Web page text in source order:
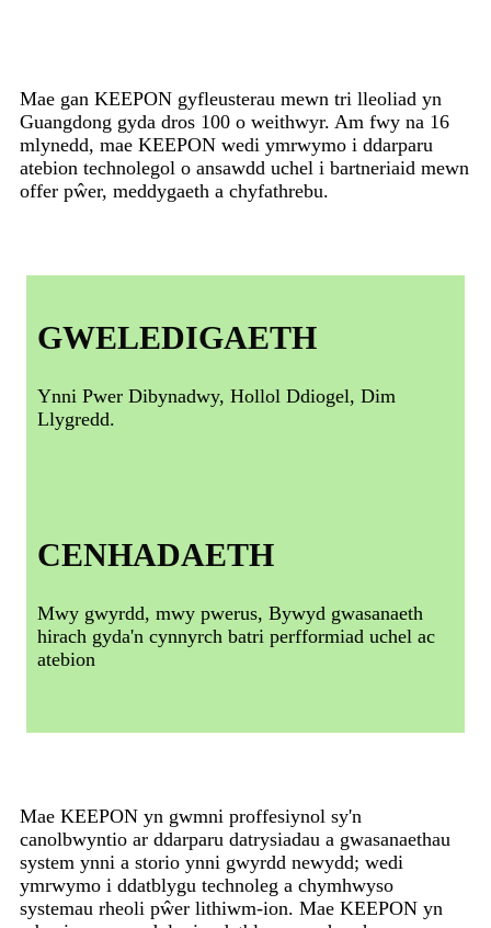
Mae gan KEEPON ​​gyfleusterau mewn tri lleoliad yn
Guangdong gyda dros 100 o weithwyr. Am fwy na 16
mlynedd, mae KEEPON ​​wedi ymrwymo i ddarparu
atebion technolegol o ansawdd uchel i bartneriaid mewn
offer pŵer, meddygaeth a chyfathrebu.
GWELEDIGAETH
Ynni Pwer Dibynadwy, Hollol Ddiogel, Dim
Llygredd.
CENHADAETH
Mwy gwyrdd, mwy pwerus, Bywyd gwasanaeth
hirach gyda'n cynnyrch batri perfformiad uchel ac
atebion
Mae KEEPON ​​yn gwmni proffesiynol sy'n
canolbwyntio ar ddarparu datrysiadau a gwasanaethau
system ynni a storio ynni gwyrdd newydd; wedi
ymrwymo i ddatblygu technoleg a chymhwyso
systemau rheoli pŵer lithiwm-ion. Mae KEEPON ​​​​yn